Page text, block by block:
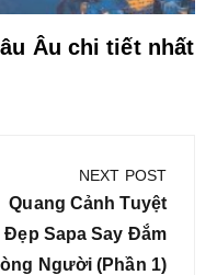
Âu chi tiết nhất
NEXT POST
Next
Post:
Quang Cảnh Tuyệt
Đẹp Sapa Say Đắm
Người (Phần 1)